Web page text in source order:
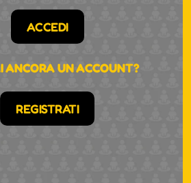
ACCEDI
ANCORA UN ACCOUNT?
REGISTRATI